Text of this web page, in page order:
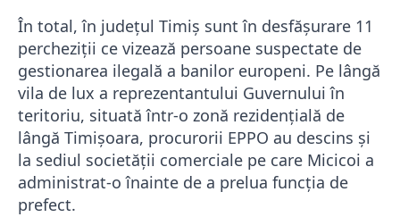
În total, în județul Timiș sunt în desfășurare 11
percheziții ce vizează persoane suspectate de
gestionarea ilegală a banilor europeni. Pe lângă
vila de lux a reprezentantului Guvernului în
teritoriu, situată într-o zonă rezidențială de
lângă Timișoara, procurorii EPPO au descins și
la sediul societății comerciale pe care Micicoi a
administrat-o înainte de a prelua funcția de
prefect.